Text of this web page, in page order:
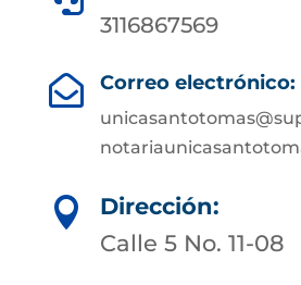
3116867569
 Correo electrónico:

Dirección:
Calle 5 No. 11-08